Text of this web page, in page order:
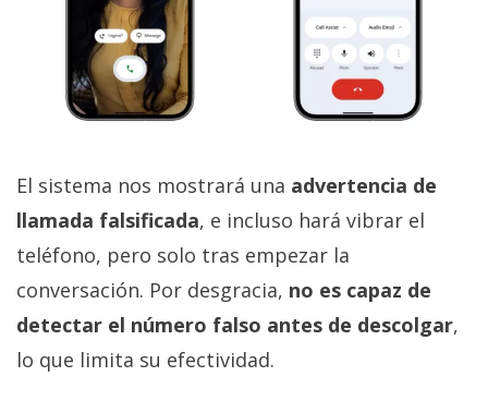
El sistema nos mostrará una advertencia de
llamada falsificada, e incluso hará vibrar el
teléfono, pero solo tras empezar la
conversación. Por desgracia, no es capaz de
detectar el número falso antes de descolgar,
lo que limita su efectividad.